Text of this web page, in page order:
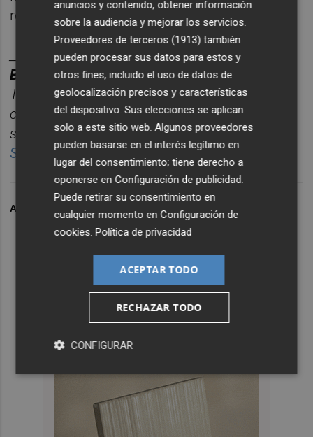
regulares con una oferta de 400.000 plazas.
________
BOLET ÍN DE EMPRESAS E INNOVACIÓN.
Toda la información empresarial de Castellón,
concentrada en unúnico correo semanal para
seguir la actualidad sin perder tiempo.
Suscríbete gratis al boletín aquí.
ARCHIVADO EN AEROPUERTO DE CASTELLÓN
anuncios y contenido, obtener información
sobre la audiencia y mejorar los servicios.
Proveedores de terceros (1913) también
pueden procesar sus datos para estos y
otros fines, incluido el uso de datos de
geolocalización precisos y características
del dispositivo. Sus elecciones se aplican
solo a este sitio web. Algunos proveedores
pueden basarse en el interés legítimo en
lugar del consentimiento; tiene derecho a
oponerse enConfiguración de publicidad
Puede retirar su consentimiento en
cualquier momento enConfiguración de
cookies .Política de privacidad
ACEPTAR TODO
RECHAZAR TODO
CONFIGURAR